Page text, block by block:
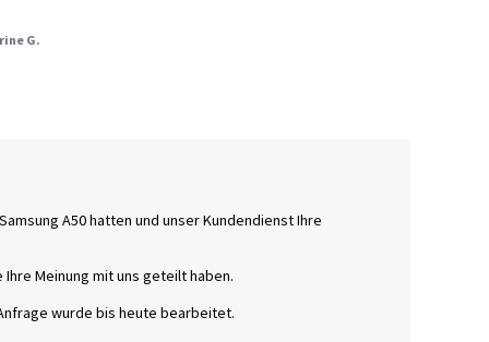
G.
A50 hatten und unser Kundendienst Ihre
Meinung mit uns geteilt haben.
wurde bis heute bearbeitet.